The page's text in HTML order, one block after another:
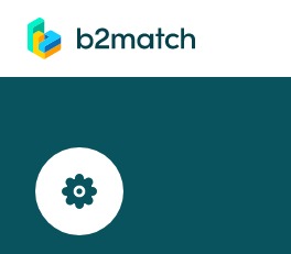
springen